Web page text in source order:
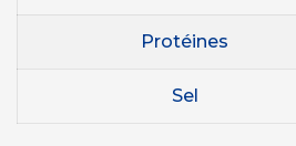
Protéines
Sel